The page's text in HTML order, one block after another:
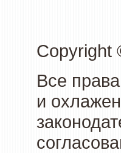
Copyright
Все
и